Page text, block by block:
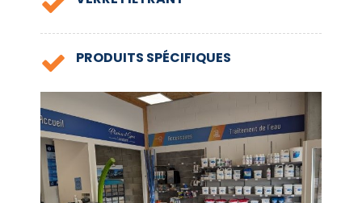
PRODUITS SPÉCIFIQUES